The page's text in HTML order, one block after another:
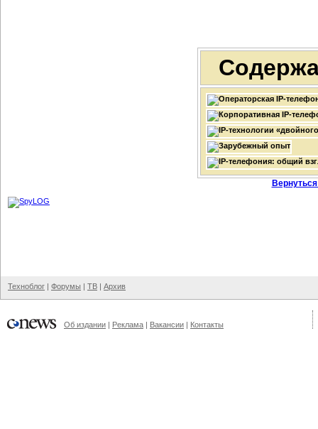
Техноблог | Форумы | ТВ | Архив
Об издании | Реклама | Вакансии | Контакты